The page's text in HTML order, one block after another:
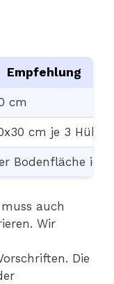
Empfehlung
cm
cm je 3
Bodenfläche
muss auch
Wir
Die